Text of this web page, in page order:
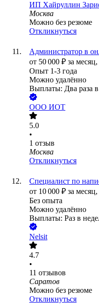
ИП Хайруллин
Москва
Можно без резюме
Откликнуться
Администратор в
от 50 000 ₽ за месяц,
Опыт 1-3 года
Можно удалённо
Выплаты: Два раза
ООО ИОТ
5.0
•
1 отзыв
Москва
Откликнуться
Специалист по
от 10 000 ₽ за месяц,
Без опыта
Можно удалённо
Выплаты: Раз в
Nelsit
4.7
•
11 отзывов
Саратов
Можно без резюме
Откликнуться